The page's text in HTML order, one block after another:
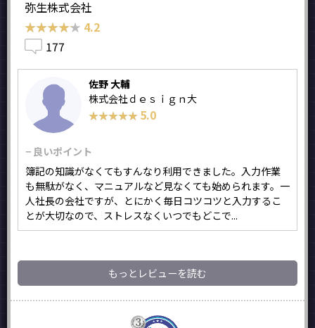
弥生株式会社
★★★★★
★★★★★ 4.2
177
佐野 大輔
株式会社ｄｅｓｉｇｎ大
★★★★★
★★★★★ 5.0
− 良いポイント
簿記の知識がなくてもすんなり利用できました。入力作業
も無駄がなく、マニュアルなど見なくても始められます。一
人社長の会社ですが、とにかく毎日コツコツと入力するこ
とが大切なので、ストレスなくいつでもどこで...
もっとレビューを読む